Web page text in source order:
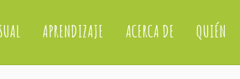
APRENDIZAJE ACERCA DE QUIÉN